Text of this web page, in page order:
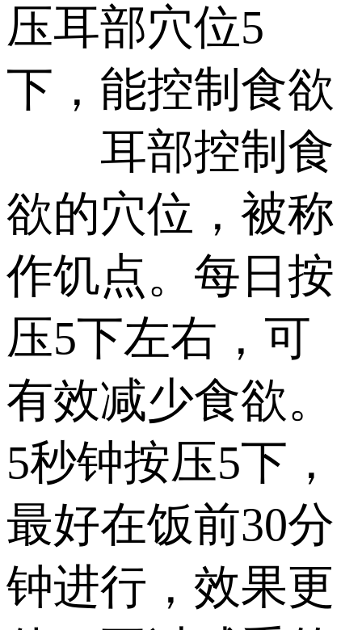
压耳部穴位5
下，能控制食欲
耳部控制食
欲的穴位，被称
作饥点。每日按
压5下左右，可
有效减少食欲。
5秒钟按压5下，
最好在饭前30分
钟进行，效果更